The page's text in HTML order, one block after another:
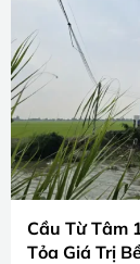
Cầu Từ Tâm
Tỏa Giá Trị